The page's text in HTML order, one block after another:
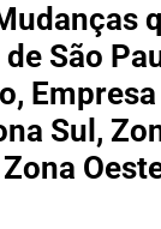
São
Sul,